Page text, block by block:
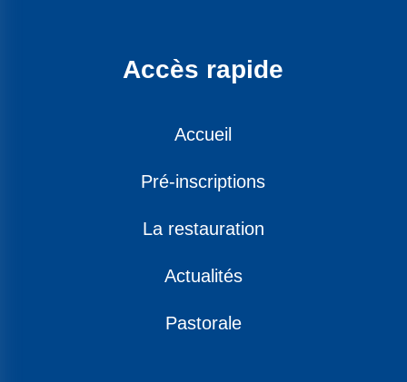
Accès rapide
Accueil
Pré-inscriptions
La restauration
Actualités
Pastorale